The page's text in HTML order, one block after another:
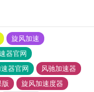
旋风加速
器官网
器官网
风驰加速器
版
旋风加速度器